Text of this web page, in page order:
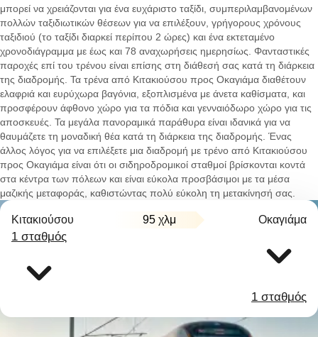
μπορεί να χρειάζονται για ένα ευχάριστο ταξίδι, συμπεριλαμβανομένων
πολλών ταξιδιωτικών θέσεων για να επιλέξουν, γρήγορους χρόνους
ταξιδιού (το ταξίδι διαρκεί περίπου 2 ώρες) και ένα εκτεταμένο
χρονοδιάγραμμα με έως και 78 αναχωρήσεις ημερησίως. Φανταστικές
παροχές επί του τρένου είναι επίσης στη διάθεσή σας κατά τη διάρκεια
της διαδρομής. Τα τρένα από Κιτακιούσου προς Οκαγιάμα διαθέτουν
ελαφριά και ευρύχωρα βαγόνια, εξοπλισμένα με άνετα καθίσματα, και
προσφέρουν άφθονο χώρο για τα πόδια και γενναιόδωρο χώρο για τις
αποσκευές. Τα μεγάλα πανοραμικά παράθυρα είναι ιδανικά για να
θαυμάζετε τη μοναδική θέα κατά τη διάρκεια της διαδρομής. Ένας
άλλος λόγος για να επιλέξετε μια διαδρομή με τρένο από Κιτακιούσου
προς Οκαγιάμα είναι ότι οι σιδηροδρομικοί σταθμοί βρίσκονται κοντά
στα κέντρα των πόλεων και είναι εύκολα προσβάσιμοι με τα μέσα
μαζικής μεταφοράς, καθιστώντας πολύ εύκολη τη μετακίνησή σας.
Κιτακιούσου 95 χλμ Οκαγιάμα
1 σταθμός
1 σταθμός